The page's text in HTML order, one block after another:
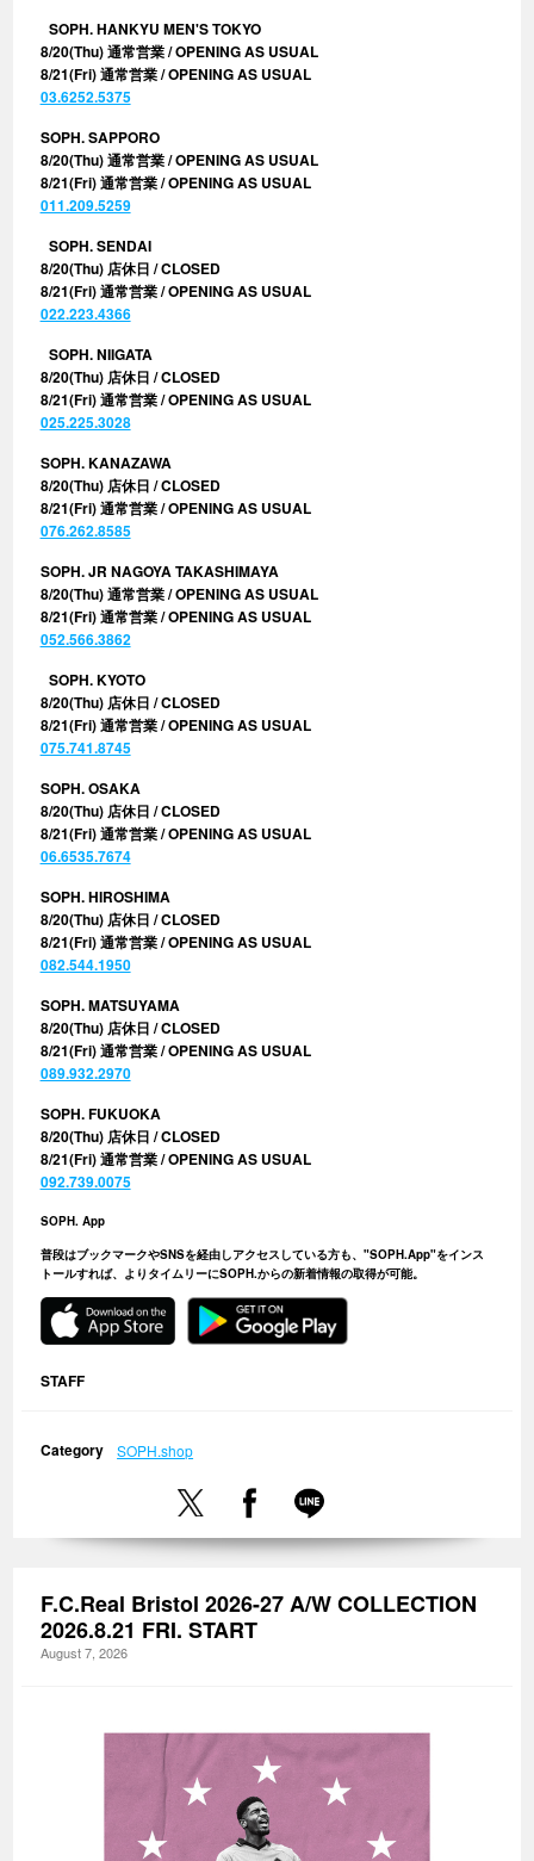
SOPH. HANKYU MEN'S TOKYO
8/20(Thu) 通常営業 / OPENING AS USUAL
8/21(Fri) 通常営業 / OPENING AS USUAL
03.6252.5375
SOPH. SAPPORO
8/20(Thu) 通常営業 / OPENING AS USUAL
8/21(Fri) 通常営業 / OPENING AS USUAL
011.209.5259
SOPH. SENDAI
8/20(Thu) 店休日 / CLOSED
8/21(Fri) 通常営業 / OPENING AS USUAL
022.223.4366
SOPH. NIIGATA
8/20(Thu) 店休日 / CLOSED
8/21(Fri) 通常営業 / OPENING AS USUAL
025.225.3028
SOPH. KANAZAWA
8/20(Thu) 店休日 / CLOSED
8/21(Fri) 通常営業 / OPENING AS USUAL
076.262.8585
SOPH. JR NAGOYA TAKASHIMAYA
8/20(Thu) 通常営業 / OPENING AS USUAL
8/21(Fri) 通常営業 / OPENING AS USUAL
052.566.3862
SOPH. KYOTO
8/20(Thu) 店休日 / CLOSED
8/21(Fri) 通常営業 / OPENING AS USUAL
075.741.8745
SOPH. OSAKA
8/20(Thu) 店休日 / CLOSED
8/21(Fri) 通常営業 / OPENING AS USUAL
06.6535.7674
SOPH. HIROSHIMA
8/20(Thu) 店休日 / CLOSED
8/21(Fri) 通常営業 / OPENING AS USUAL
082.544.1950
SOPH. MATSUYAMA
8/20(Thu) 店休日 / CLOSED
8/21(Fri) 通常営業 / OPENING AS USUAL
089.932.2970
SOPH. FUKUOKA
8/20(Thu) 店休日 / CLOSED
8/21(Fri) 通常営業 / OPENING AS USUAL
092.739.0075
SOPH. App
普段はブックマークやSNSを経由しアクセスしている方も、"SOPH.App"をインス
トールすれば、よりタイムリーにSOPH.からの新着情報の取得が可能。
STAFF
Category SOPH.shop
F.C.Real Bristol 2026-27 A/W COLLECTION
2026.8.21 FRI. START
August 7, 2026